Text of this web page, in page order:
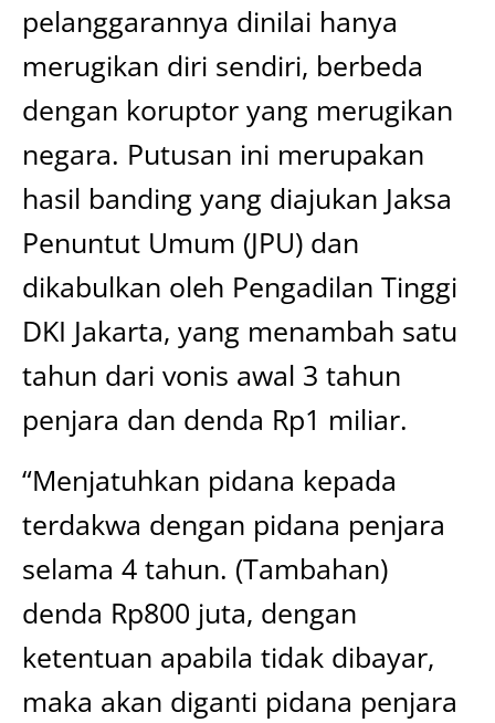
pelanggarannya dinilai hanya
merugikan diri sendiri, berbeda
dengan koruptor yang merugikan
negara. Putusan ini merupakan
hasil banding yang diajukan Jaksa
Penuntut Umum (JPU) dan
dikabulkan oleh Pengadilan Tinggi
DKI Jakarta, yang menambah satu
tahun dari vonis awal 3 tahun
penjara dan denda Rp1 miliar.
“Menjatuhkan pidana kepada
terdakwa dengan pidana penjara
selama 4 tahun. (Tambahan)
denda Rp800 juta, dengan
ketentuan apabila tidak dibayar,
maka akan diganti pidana penjara